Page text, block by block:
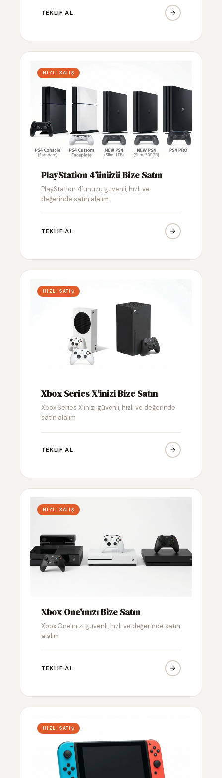
TEKLIF AL
HIZLI SATIŞ
PlayStation 4’ünüzü Bize Satın
PlayStation 4’ünüzü güvenli, hızlı ve
değerinde satın alalım
TEKLIF AL
HIZLI SATIŞ
Xbox Series X’inizi Bize Satın
Xbox Series X’inizi güvenli, hızlı ve değerinde
satın alalım
TEKLIF AL
HIZLI SATIŞ
Xbox One'ınızı Bize Satın
Xbox One'ınızı güvenli, hızlı ve değerinde satın
alalım
TEKLIF AL
HIZLI SATIŞ